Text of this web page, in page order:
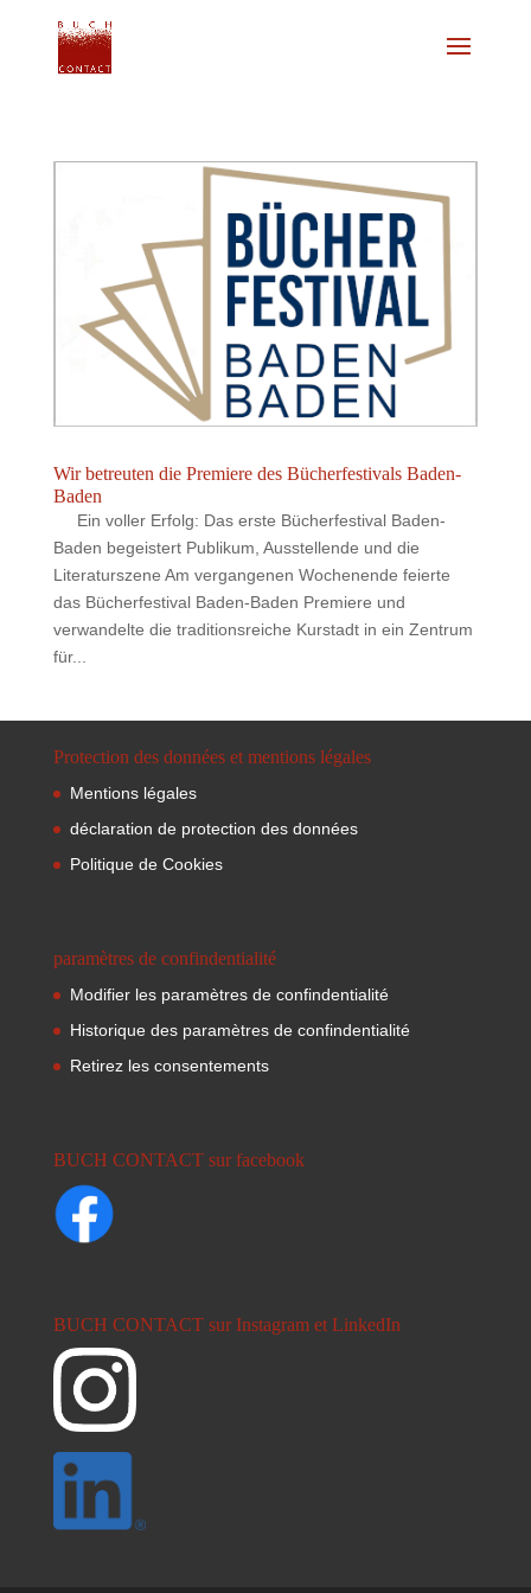
Wir betreuten die Premiere des Bücherfestivals Baden-
Baden
Ein voller Erfolg: Das erste Bücherfestival Baden-
Baden begeistert Publikum, Ausstellende und die
Literaturszene Am vergangenen Wochenende feierte
das Bücherfestival Baden-Baden Premiere und
verwandelte die traditionsreiche Kurstadt in ein Zentrum
für...
Protection des données et mentions légales
Mentions légales
déclaration de protection des données
Politique de Cookies
paramètres de confindentialité
Modifier les paramètres de confindentialité
Historique des paramètres de confindentialité
Retirez les consentements
BUCH CONTACT sur facebook
BUCH CONTACT sur Instagram et LinkedIn